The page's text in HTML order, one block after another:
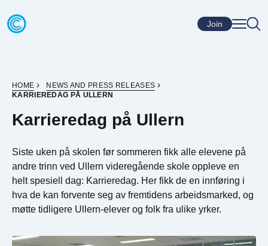
Skip to content
Go to home page Join
HOME
NEWS AND PRESS RELEASES
KARRIEREDAG PÅ ULLERN
Karrieredag på Ullern
Siste uken på skolen før sommeren fikk alle elevene på
andre trinn ved Ullern videregående skole oppleve en
helt spesiell dag: Karrieredag. Her fikk de en innføring i
hva de kan forvente seg av fremtidens arbeidsmarked, og
møtte tidligere Ullern-elever og folk fra ulike yrker.